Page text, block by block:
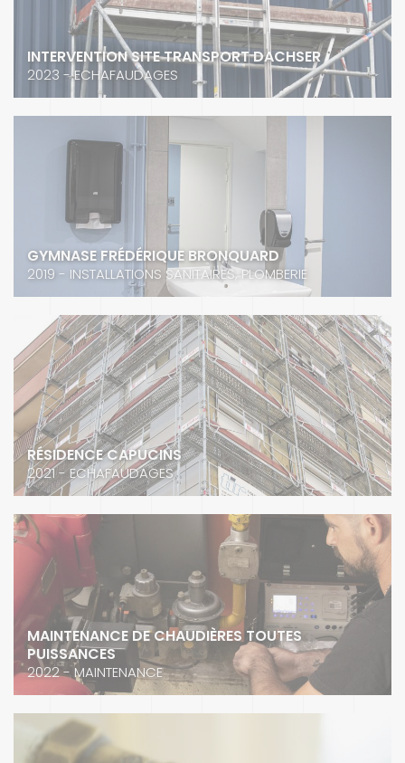
INTERVENTION SITE TRANSPORT DACHSER
2023 - ECHAFAUDAGES
GYMNASE FRÉDÉRIQUE BRONQUARD
2019 - INSTALLATIONS SANITAIRES, PLOMBERIE
RÉSIDENCE CAPUCINS
2021 - ECHAFAUDAGES
MAINTENANCE DE CHAUDIÈRES TOUTES
PUISSANCES
2022 - MAINTENANCE